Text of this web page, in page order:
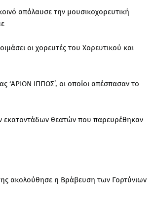
απόλαυσε την μουσικοχορευτική
οι χορευτές του Χορευτικού και
‘ΑΡΙΩΝ ΙΠΠΟΣ’, οι οποίοι απέσπασαν το
εκατοντάδων θεατών που παρευρέθηκαν
ακολούθησε η Βράβευση των Γορτύνιων